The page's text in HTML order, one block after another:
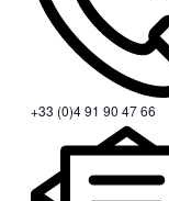
+33 (0)4 91 90 47 66